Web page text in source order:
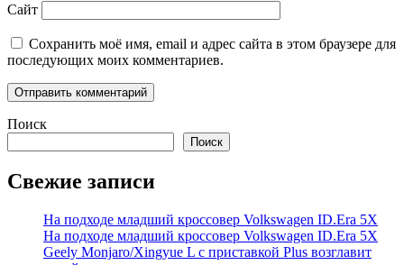
Сайт
Сохранить моё имя, email и адрес сайта в этом браузере для
последующих моих комментариев.
Поиск
Поиск
Свежие записи
На подходе младший кроссовер Volkswagen ID.Era 5X
На подходе младший кроссовер Volkswagen ID.Era 5X
Geely Monjaro/Xingyue L с приставкой Plus возглавит